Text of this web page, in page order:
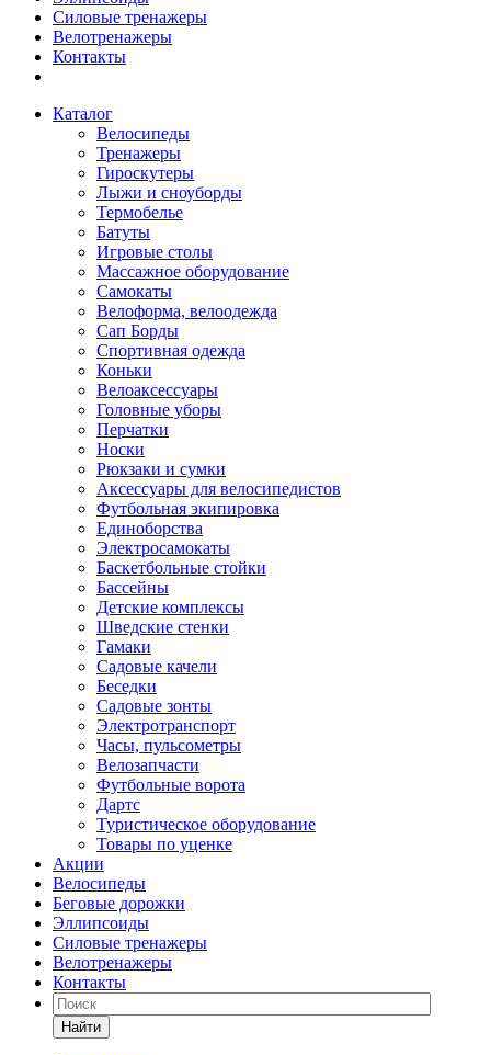
Силовые тренажеры
Велотренажеры
Контакты
Каталог
Велосипеды
Тренажеры
Гироскутеры
Лыжи и сноуборды
Термобелье
Батуты
Игровые столы
Массажное оборудование
Самокаты
Велоформа, велоодежда
Сап Борды
Спортивная одежда
Коньки
Велоаксессуары
Головные уборы
Перчатки
Носки
Рюкзаки и сумки
Аксессуары для велосипедистов
Футбольная экипировка
Единоборства
Электросамокаты
Баскетбольные стойки
Бассейны
Детские комплексы
Шведские стенки
Гамаки
Садовые качели
Беседки
Садовые зонты
Электротранспорт
Часы, пульсометры
Велозапчасти
Футбольные ворота
Дартс
Туристическое оборудование
Товары по уценке
Акции
Велосипеды
Беговые дорожки
Эллипсоиды
Силовые тренажеры
Велотренажеры
Контакты
Найти